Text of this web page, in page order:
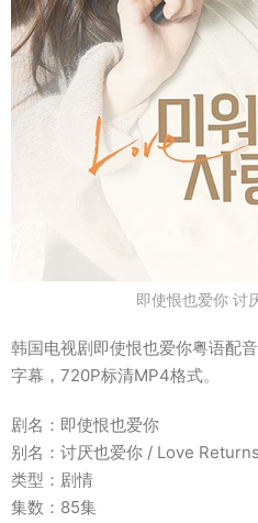
即使恨也爱你 讨
韩国电视剧即使恨也爱你粤语配
字幕，720P标清MP4格式。
剧名：即使恨也爱你
别名：讨厌也爱你 / Love
类型：剧情
集数：85集